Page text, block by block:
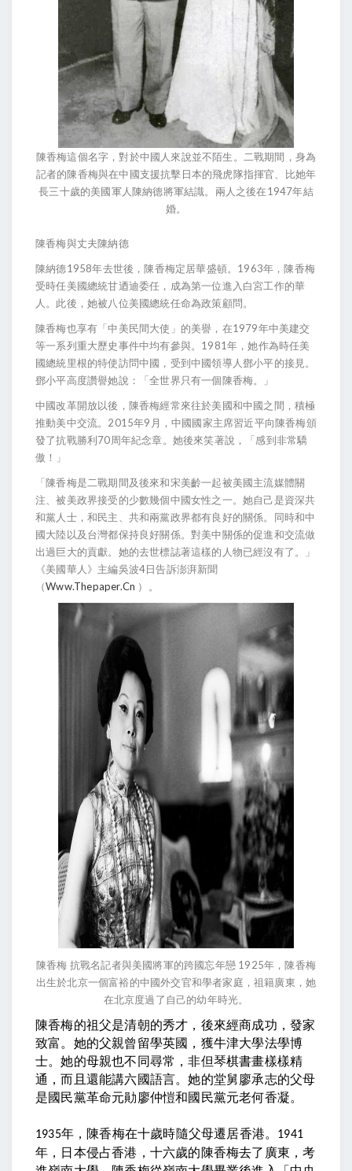
陳香梅這個名字，對於中國人來說並不陌生。二戰期間，身為
記者的陳香梅與在中國支援抗擊日本的飛虎隊指揮官、比她年
長三十歲的美國軍人陳納德將軍結識。兩人之後在1947年結
婚。
陳香梅與丈夫陳納德
陳納德1958年去世後，陳香梅定居華盛頓。1963年，陳香梅
受時任美國總統甘迺迪委任，成為第一位進入白宮工作的華
人。此後，她被八位美國總統任命為政策顧問。
陳香梅也享有「中美民間大使」的美譽，在1979年中美建交
等一系列重大歷史事件中均有參與。1981年，她作為時任美
國總統里根的特使訪問中國，受到中國領導人鄧小平的接見。
鄧小平高度讚譽她說：「全世界只有一個陳香梅。」
中國改革開放以後，陳香梅經常來往於美國和中國之間，積極
推動美中交流。2015年9月，中國國家主席習近平向陳香梅頒
發了抗戰勝利70周年紀念章。她後來笑著說，「感到非常驕
傲！」
「陳香梅是二戰期間及後來和宋美齡一起被美國主流媒體關
注、被美政界接受的少數幾個中國女性之一。她自己是資深共
和黨人士，和民主、共和兩黨政界都有良好的關係。同時和中
國大陸以及台灣都保持良好關係。對美中關係的促進和交流做
出過巨大的貢獻。她的去世標誌著這樣的人物已經沒有了。」
《美國華人》主編吳波4日告訴澎湃新聞
（Www.thepaper.cn ）。
陳香梅 抗戰名記者與美國將軍的跨國忘年戀 1925年，陳香梅
出生於北京一個富裕的中國外交官和學者家庭，祖籍廣東，她
在北京度過了自己的幼年時光。
陳香梅的祖父是清朝的秀才，後來經商成功，發家
致富。她的父親曾留學英國，獲牛津大學法學博
士。她的母親也不同尋常，非但琴棋書畫樣樣精
通，而且還能講六國語言。她的堂舅廖承志的父母
是國民黨革命元勛廖仲愷和國民黨元老何香凝。
1935年，陳香梅在十歲時隨父母遷居香港。 1941
年，日本侵占香港，十六歲的陳香梅去了廣東，考